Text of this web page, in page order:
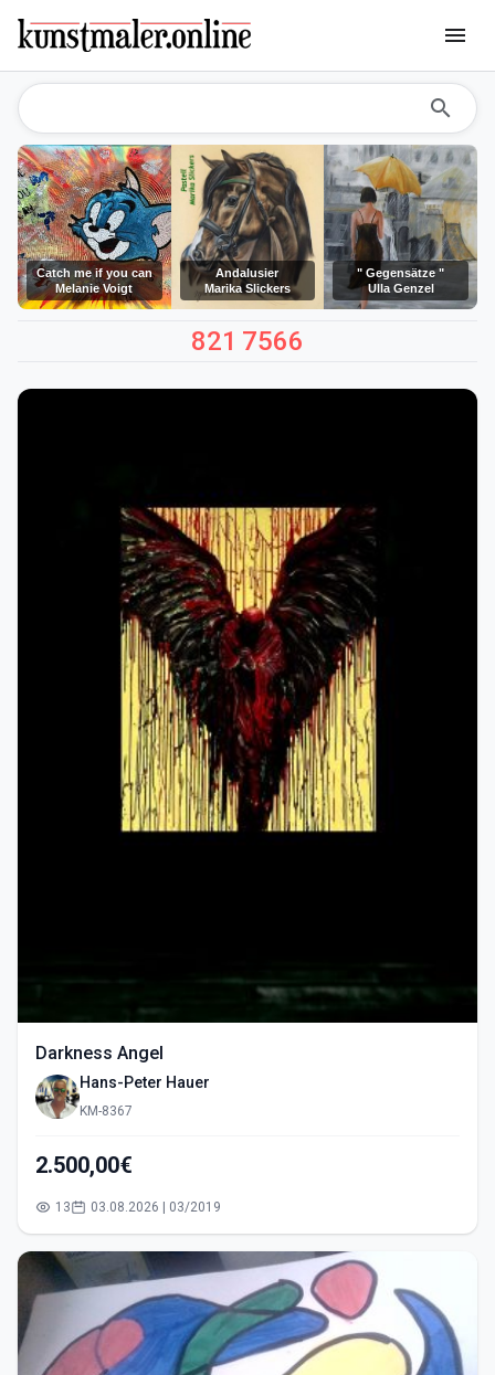
menu
search
Catch me if you can
Melanie Voigt
Andalusier
Marika Slickers
" Gegensätze "
Ulla Genzel
821 7566
Darkness Angel
Hans-Peter Hauer
KM-8367
2.500,00€
13 03.08.2026 | 03/2019